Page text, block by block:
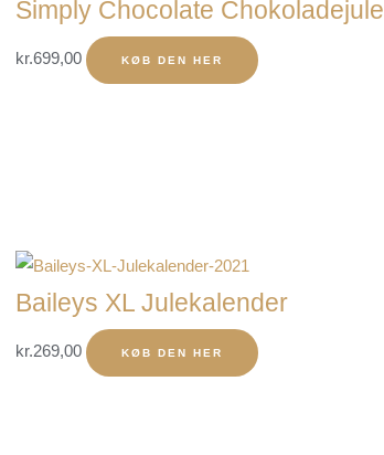
Simply Chocolate
kr.699,00 KØB DEN HER
Baileys XL Julekalender
kr.269,00 KØB DEN HER